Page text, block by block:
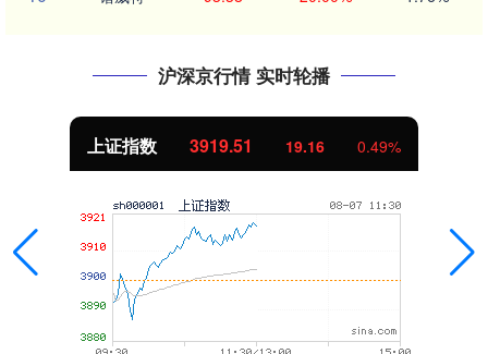
沪深京行情 实时轮播
上证指数 3919.51 19.16 0.49%